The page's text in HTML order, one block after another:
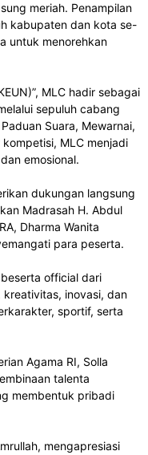
meriah. Penampilan
kabupaten dan kota se-
untuk menorehkan
MLC hadir sebagai
sepuluh cabang
Suara, Mewarnai,
MLC menjadi
emosional.
dukungan langsung
Madrasah H. Abdul
Dharma Wanita
para peserta.
official dari
kreativitas, inovasi, dan
sportif, serta
Agama RI, Solla
talenta
membentuk pribadi
mengapresiasi